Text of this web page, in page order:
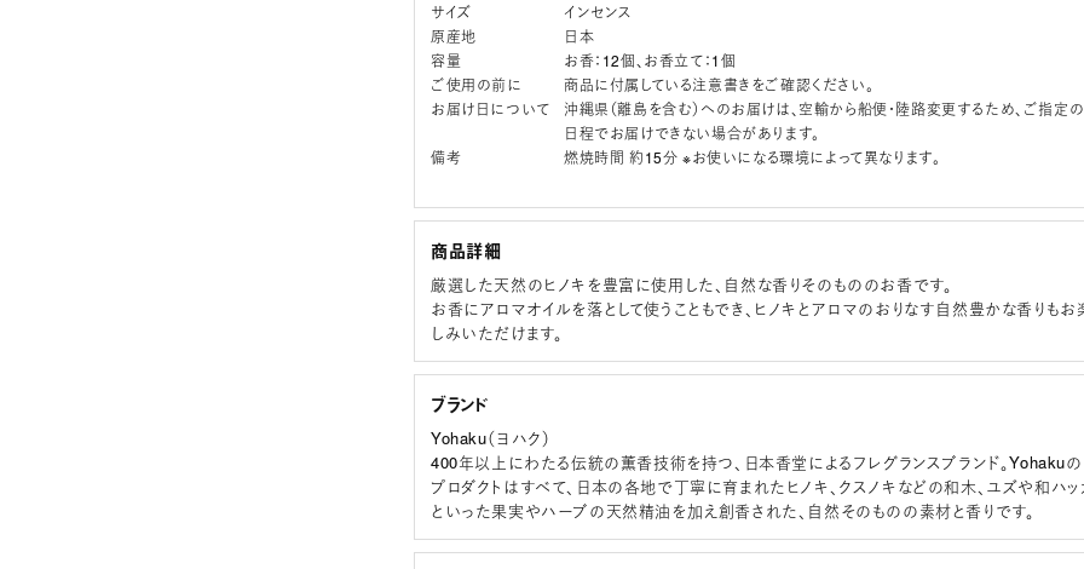
サイズ
インセンス
原産地
日本
容量
お香：12個、お香立て：1個
ご使用の前に
商品に付属している注意書きをご確認ください。
お届け日について
沖縄県（離島を含む）へのお届けは、空輸から船便・陸路変更するため、ご指定の
日程でお届けできない場合があります。
備考
燃焼時間 約15分 ※お使いになる環境によって異なります。
商品詳細
厳選した天然のヒノキを豊富に使用した、自然な香りそのもののお香です。
お香にアロマオイルを落として使うこともでき、ヒノキとアロマのおりなす自然豊かな香りもお
しみいただけます。
ブランド
Yohaku（ヨハク）
400年以上にわたる伝統の薫香技術を持つ、日本香堂によるフレグランスブランド。Yohakuの
プロダクトはすべて、日本の各地で丁寧に育まれたヒノキ、クスノキなどの和木、ユズや和ハ
といった果実やハーブの天然精油を加え創香された、自然そのものの素材と香りです。